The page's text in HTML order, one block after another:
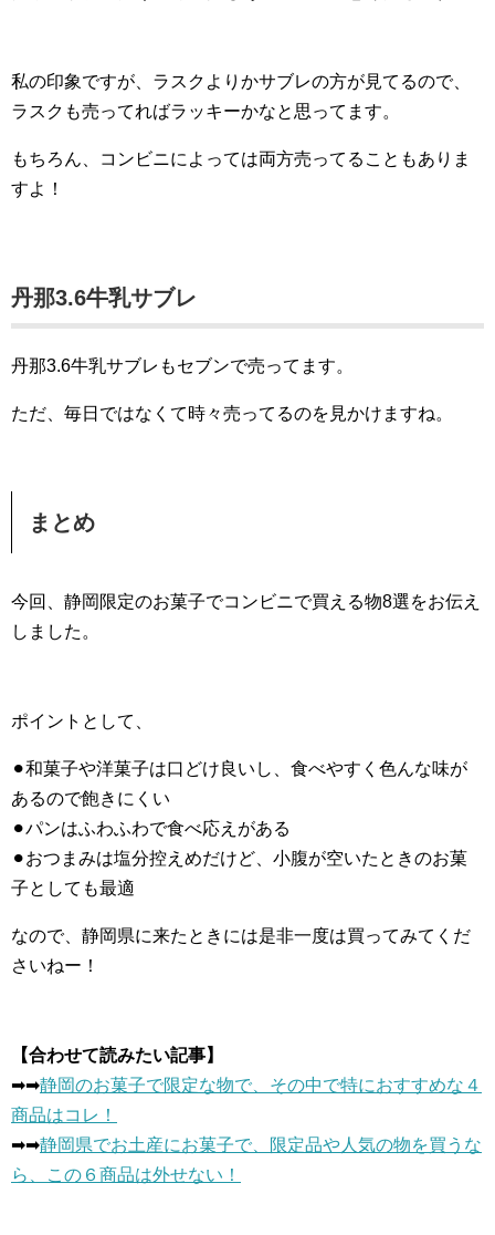
私の印象ですが、ラスクよりかサブレの方が見てるので、
ラスクも売ってればラッキーかなと思ってます。
もちろん、コンビニによっては両方売ってることもありま
すよ！
丹那3.6牛乳サブレ
丹那3.6牛乳サブレもセブンで売ってます。
ただ、毎日ではなくて時々売ってるのを見かけますね。
まとめ
今回、静岡限定のお菓子でコンビニで買える物8選をお伝え
しました。
ポイントとして、
⚫︎和菓子や洋菓子は口どけ良いし、食べやすく色んな味が
あるので飽きにくい
⚫︎パンはふわふわで食べ応えがある
⚫︎おつまみは塩分控えめだけど、小腹が空いたときのお菓
子としても最適
なので、静岡県に来たときには是非一度は買ってみてくだ
さいねー！
【合わせて読みたい記事】
➡︎➡︎静岡のお菓子で限定な物で、その中で特におすすめな４
商品はコレ！
➡︎➡︎静岡県でお土産にお菓子で、限定品や人気の物を買うな
ら、この６商品は外せない！